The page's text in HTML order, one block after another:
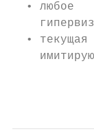
• любое
• текущая